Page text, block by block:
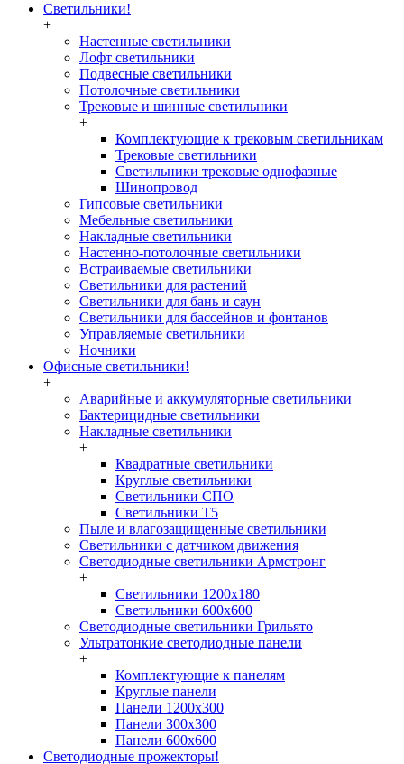
Светильники!
+
Настенные светильники
Лофт светильники
Подвесные светильники
Потолочные светильники
Трековые и шинные светильники
+
Комплектующие к трековым светильникам
Трековые светильники
Светильники трековые однофазные
Шинопровод
Гипсовые светильники
Мебельные светильники
Накладные светильники
Настенно-потолочные светильники
Встраиваемые светильники
Светильники для растений
Светильники для бань и саун
Светильники для бассейнов и фонтанов
Управляемые светильники
Ночники
Офисные светильники!
+
Аварийные и аккумуляторные светильники
Бактерицидные светильники
Накладные светильники
+
Квадратные светильники
Круглые светильники
Светильники СПО
Светильники Т5
Пыле и влагозащищенные светильники
Светильники с датчиком движения
Светодиодные светильники Армстронг
+
Светильники 1200х180
Светильники 600х600
Светодиодные светильники Грильято
Ультратонкие светодиодные панели
+
Комплектующие к панелям
Круглые панели
Панели 1200х300
Панели 300х300
Панели 600х600
Светодиодные прожекторы!